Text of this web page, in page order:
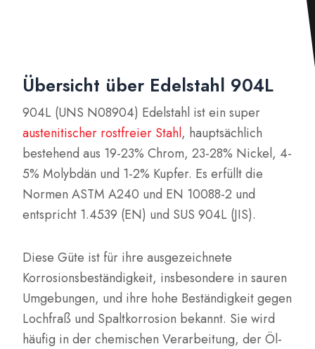
Übersicht über Edelstahl 904L
904L (UNS N08904) Edelstahl ist ein super
austenitischer rostfreier Stahl, hauptsächlich
bestehend aus 19-23% Chrom, 23-28% Nickel, 4-
5% Molybdän und 1-2% Kupfer. Es erfüllt die
Normen ASTM A240 und EN 10088-2 und
entspricht 1.4539 (EN) und SUS 904L (JIS).
Diese Güte ist für ihre ausgezeichnete
Korrosionsbeständigkeit, insbesondere in sauren
Umgebungen, und ihre hohe Beständigkeit gegen
Lochfraß und Spaltkorrosion bekannt. Sie wird
häufig in der chemischen Verarbeitung, der Öl-